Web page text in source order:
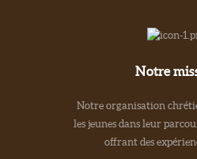
Notre
Notre organisation
les jeunes dans leur
offrant des